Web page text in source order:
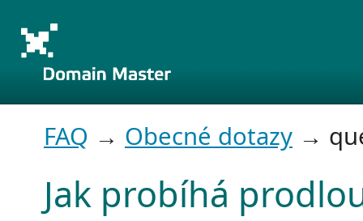
FAQ → Obecné dotazy →
Jak probíhá